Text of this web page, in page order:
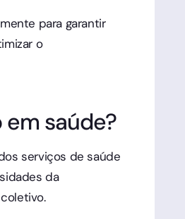
para garantir
o
saúde?
serviços de saúde
da